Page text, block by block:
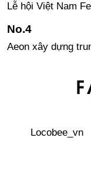
Lễ hội Việt Nam
Aeon xây dựng
Đấu giá bản gốc
Locobee_vn